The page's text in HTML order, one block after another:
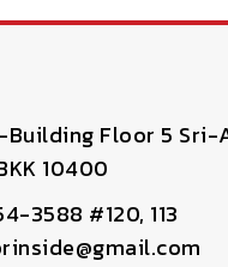
Building Floor 5 Sri-
10400
3588 #120, 113